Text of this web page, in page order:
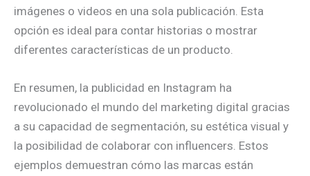
imágenes o videos en una sola publicación. Esta
opción es ideal para contar historias o mostrar
diferentes características de un producto.
En resumen, la publicidad en Instagram ha
revolucionado el mundo del marketing digital gracias
a su capacidad de segmentación, su estética visual y
la posibilidad de colaborar con influencers. Estos
ejemplos demuestran cómo las marcas están